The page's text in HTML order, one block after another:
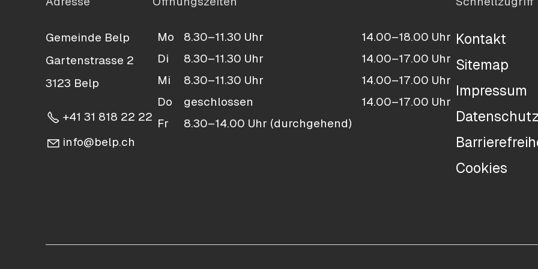
Gemeinde Belp
Gartenstrasse 2
3123 Belp
+41 31 818 22 22
nf b lp ch
Mo 8.30–11.30 Uhr
14.00–18.00 Uhr
Di
8.30–11.30 Uhr
14.00–17.00 Uhr
Mi
8.30–11.30 Uhr
14.00–17.00 Uhr
Do
geschlossen
14.00–17.00 Uhr
Fr
8.30–14.00 Uhr (durchgehend)
Kontakt
Sitemap
Impressum
Datenschutz
Cookies